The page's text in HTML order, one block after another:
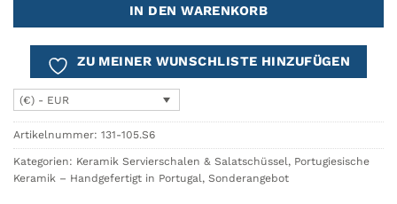
IN DEN WARENKORB
ZU MEINER WUNSCHLISTE HINZUFÜGEN
(€) - EUR
Artikelnummer: 131-105.S6
Kategorien: Keramik Servierschalen & Salatschüssel, Portugiesische
Keramik – Handgefertigt in Portugal, Sonderangebot